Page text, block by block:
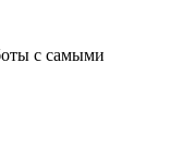
с самыми